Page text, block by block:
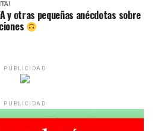
y otras pequeñas anécdotas sobre
PUBLICIDAD
PUBLICIDAD